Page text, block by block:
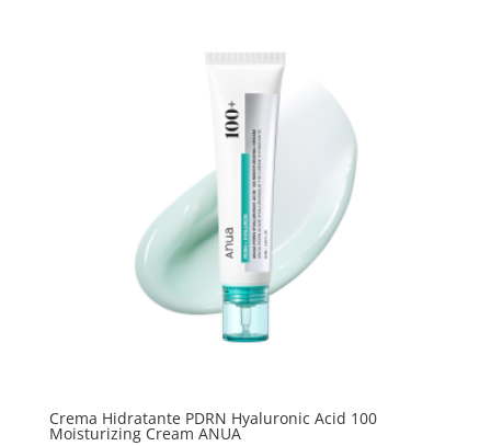
Crema Hidratante PDRN Hyaluronic Acid 100
Moisturizing Cream ANUA